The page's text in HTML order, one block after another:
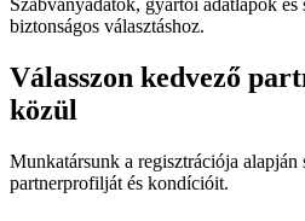
Szabványadatok, gyártói adatlapok és
biztonságos választáshoz.
Válasszon kedvező
közül
Munkatársunk a regisztrációja alapján
partnerprofilját és kondícióit.